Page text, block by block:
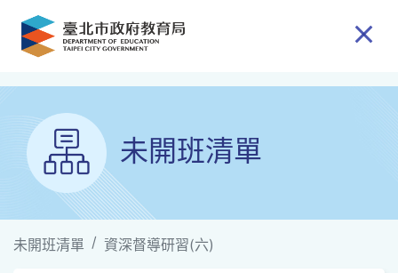
跳到主要內容
未開班清單
未開班清單 資深督導研習(六)